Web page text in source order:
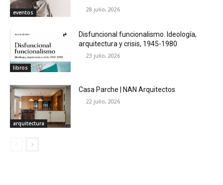
eventos 28 julio, 2026
libros
Disfuncional funcionalismo. Ideología,
arquitectura y crisis, 1945-1980
23 julio, 2026
arquitectura
Casa Parche | NAN Arquitectos
22 julio, 2026